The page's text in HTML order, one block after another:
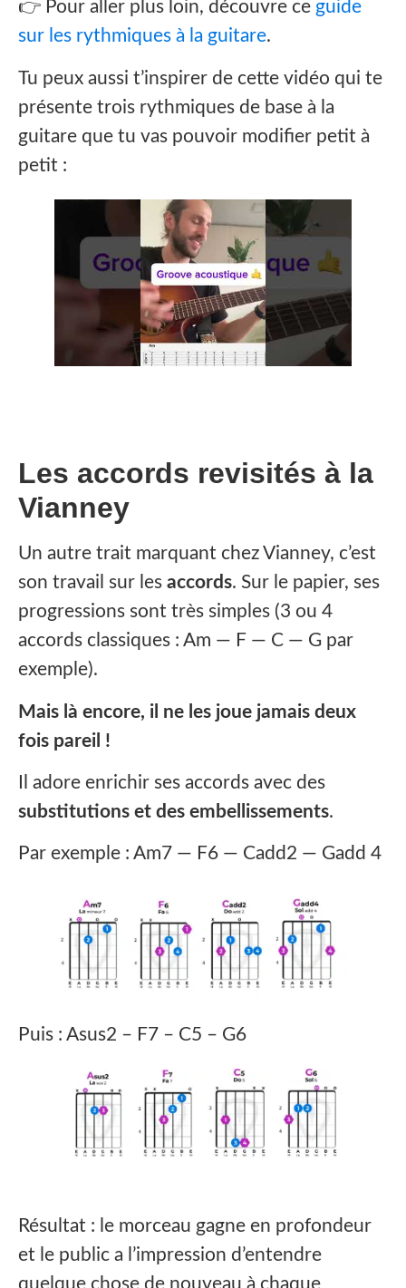
👉 Pour aller plus loin, découvre ce guide
sur les rythmiques à la guitare.
Tu peux aussi t’inspirer de cette vidéo qui te
présente trois rythmiques de base à la
guitare que tu vas pouvoir modifier petit à
petit :
Les accords revisités à la
Vianney
Un autre trait marquant chez Vianney, c’est
son travail sur les accords. Sur le papier, ses
progressions sont très simples (3 ou 4
accords classiques : Am — F — C — G par
exemple).
Mais là encore, il ne les joue jamais deux
fois pareil !
Il adore enrichir ses accords avec des
substitutions et des embellissements.
Par exemple : Am7 — F6 — Cadd2 — Gadd 4
Puis : Asus2 – F7 – C5 – G6
Résultat : le morceau gagne en profondeur
et le public a l’impression d’entendre
quelque chose de nouveau à chaque